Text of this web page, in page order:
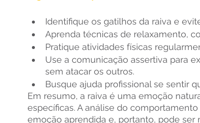
Identifique os gatilhos da raiva e
Aprenda técnicas de relaxamento,
Pratique atividades físicas
Use a comunicação assertiva para
sem atacar os outros.
Busque ajuda profissional se sentir
Em resumo, a raiva é uma emoção
específicas. A análise do
emoção aprendida e, portanto, pode